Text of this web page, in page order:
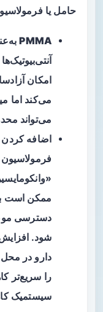
حامل یا
PMMA
امکان
می‌کند اما
می‌تواند
اضافه کردن
فرمولاسیون
ممکن است
دسترسی
شود.
دارو در
را سریع‌تر
سیستمیک